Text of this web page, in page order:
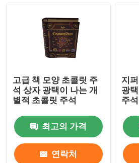
화장용 주석
주석 도시락
둥근 주석 용기
케케묵은 주석 박스
고급 책 모양 초콜릿 주
석 상자 광택이 나는 개
별적 초콜릿 주석
최고의 가격
연락처
지
광
주